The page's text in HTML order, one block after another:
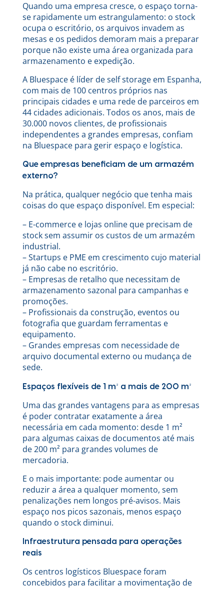
Quando uma empresa cresce, o espaço torna-
se rapidamente um estrangulamento: o stock
ocupa o escritório, os arquivos invadem as
mesas e os pedidos demoram mais a preparar
porque não existe uma área organizada para
armazenamento e expedição.
A Bluespace é líder de self storage em Espanha,
com mais de 100 centros próprios nas
principais cidades e uma rede de parceiros em
44 cidades adicionais. Todos os anos, mais de
30.000 novos clientes, de profissionais
independentes a grandes empresas, confiam
na Bluespace para gerir espaço e logística.
Que empresas beneficiam de um armazém
externo?
Na prática, qualquer negócio que tenha mais
coisas do que espaço disponível. Em especial:
– E-commerce e lojas online que precisam de
stock sem assumir os custos de um armazém
industrial.
– Startups e PME em crescimento cujo material
já não cabe no escritório.
– Empresas de retalho que necessitam de
armazenamento sazonal para campanhas e
promoções.
– Profissionais da construção, eventos ou
fotografia que guardam ferramentas e
equipamento.
– Grandes empresas com necessidade de
arquivo documental externo ou mudança de
sede.
Espaços flexíveis de 1 m² a mais de 200 m²
Uma das grandes vantagens para as empresas
é poder contratar exatamente a área
necessária em cada momento: desde 1 m²
para algumas caixas de documentos até mais
de 200 m² para grandes volumes de
mercadoria.
E o mais importante: pode aumentar ou
reduzir a área a qualquer momento, sem
penalizações nem longos pré-avisos. Mais
espaço nos picos sazonais, menos espaço
quando o stock diminui.
Infraestrutura pensada para operações
reais
Os centros logísticos Bluespace foram
concebidos para facilitar a movimentação de